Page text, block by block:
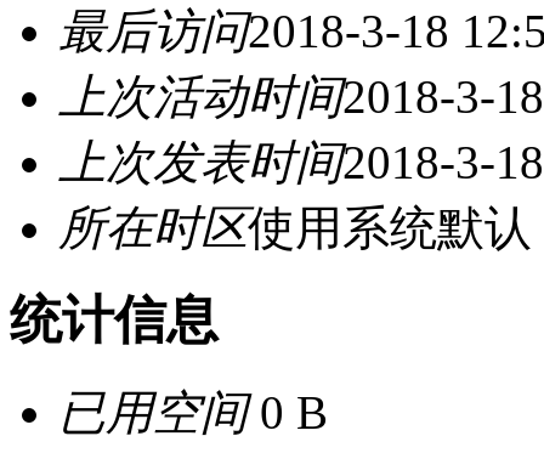
最后访问2018-3-18
上次活动时间2018-3-
上次发表时间2018-3-
所在时区使用系统默认
统计信息
已用空间0 B